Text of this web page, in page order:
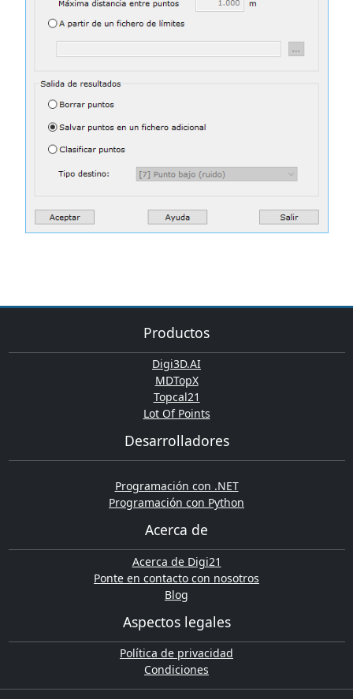
Productos
Digi3D.AI
MDTopX
Topcal21
Lot Of Points
Desarrolladores
Programación con .NET
Programación con Python
Acerca de
Acerca de Digi21
Ponte en contacto con nosotros
Blog
Aspectos legales
Política de privacidad
Condiciones